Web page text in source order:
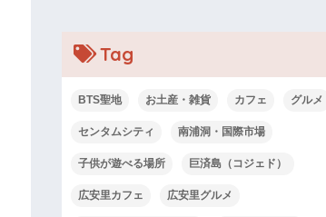
Tag
BTS聖地 お土産・雑貨 カフェ グルメ
センタムシティ 南浦洞・国際市場
子供が遊べる場所 巨済島（コジェド）
広安里カフェ 広安里グルメ